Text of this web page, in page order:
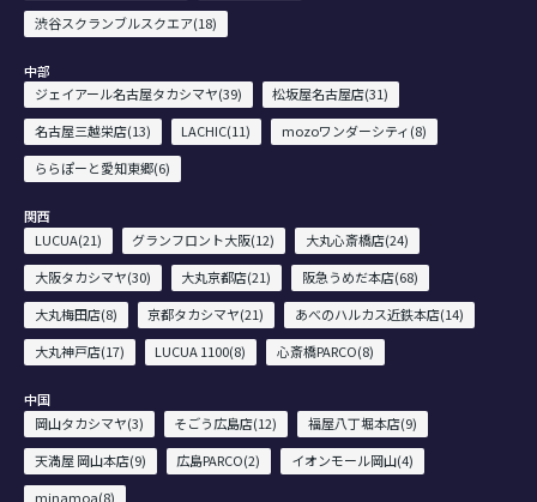
渋谷スクランブルスクエア(18)
中部
ジェイアール名古屋タカシマヤ(39)
松坂屋名古屋店(31)
名古屋三越栄店(13)
LACHIC(11)
mozoワンダーシティ(8)
ららぽーと愛知東郷(6)
関西
LUCUA(21)
グランフロント大阪(12)
大丸心斎橋店(24)
大阪タカシマヤ(30)
大丸京都店(21)
阪急うめだ本店(68)
大丸梅田店(8)
京都タカシマヤ(21)
あべのハルカス近鉄本店(14)
大丸神戸店(17)
LUCUA 1100(8) 心斎橋PARCO(8)
中国
岡山タカシマヤ(3)
そごう広島店(12)
福屋八丁堀本店(9)
天満屋 岡山本店(9)
広島PARCO(2)
イオンモール岡山(4)
minamoa(8)